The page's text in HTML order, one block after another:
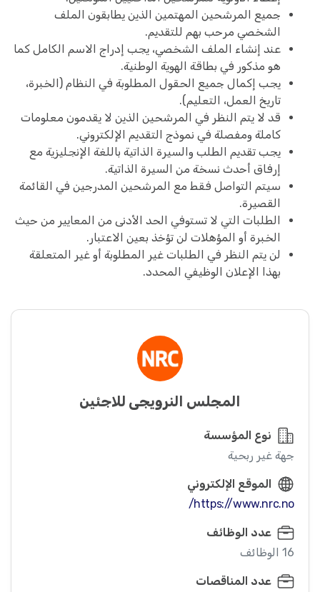
جميع المرشحين المهتمين الذين يطابقون الملف
الشخصي مرحب بهم للتقديم.
عند إنشاء الملف الشخصي، يجب إدراج الاسم الكامل كما
هو مذكور في بطاقة الهوية الوطنية.
يجب إكمال جميع الحقول المطلوبة في النظام (الخبرة،
تاريخ العمل، التعليم).
قد لا يتم النظر في المرشحين الذين لا يقدمون معلومات
كاملة ومفصلة في نموذج التقديم الإلكتروني.
يجب تقديم الطلب والسيرة الذاتية باللغة الإنجليزية مع
إرفاق أحدث نسخة من السيرة الذاتية.
سيتم التواصل فقط مع المرشحين المدرجين في القائمة
القصيرة.
الطلبات التي لا تستوفي الحد الأدنى من المعايير من حيث
الخبرة أو المؤهلات لن تؤخذ بعين الاعتبار.
لن يتم النظر في الطلبات غير المطلوبة أو غير المتعلقة
بهذا الإعلان الوظيفي المحدد.
المجلس النرويجي للاجئين
نوع المؤسسة
جهة غير ربحية
الموقع الإلكتروني
https://www.nrc.no/
عدد الوظائف
16 الوظائف
عدد المناقصات